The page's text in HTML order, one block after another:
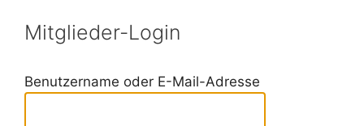
Mitglieder-Login
Benutzername oder E-Mail-Adresse